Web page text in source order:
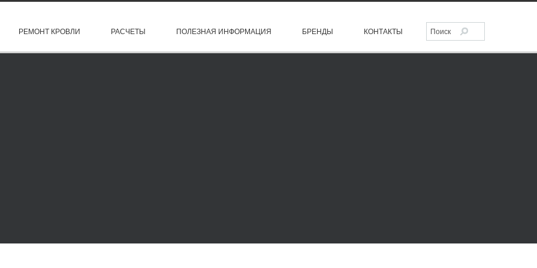
РЕМОНТ КРОВЛИ РАСЧЕТЫ ПОЛЕЗНАЯ ИНФОРМАЦИЯ БРЕНДЫ КОНТАКТЫ